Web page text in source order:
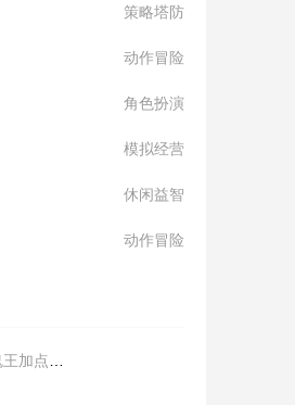
策略塔防
动作冒险
角色扮演
模拟经营
休闲益智
动作冒险